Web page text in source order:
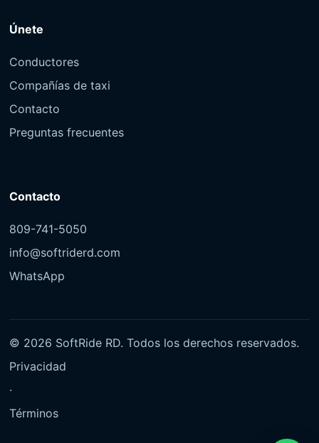
Únete
Conductores
Compañías de taxi
Contacto
Preguntas frecuentes
Contacto
809-741-5050
info@softriderd.com
WhatsApp
© 2026 SoftRide RD. Todos los derechos reservados.
Privacidad
·
Términos